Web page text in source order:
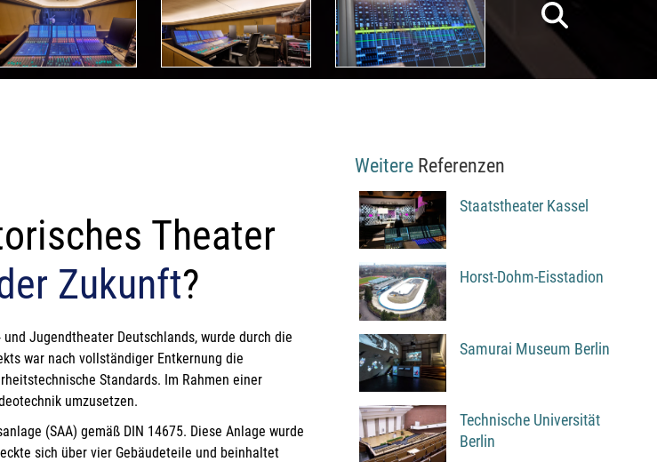
Theater
Zukunft?
Jugendtheater Deutschlands, wurde durch die
war nach vollständiger Entkernung die
Standards. Im Rahmen einer
umzusetzen​.
(SAA) gemäß DIN 14675. Diese Anlage wurde
sich über vier Gebäudeteile und beinhaltet
Weitere Referenzen
Staatstheater Kassel
Horst-Dohm-Eisstadion
Samurai Museum Berlin
Technische Universität
Berlin